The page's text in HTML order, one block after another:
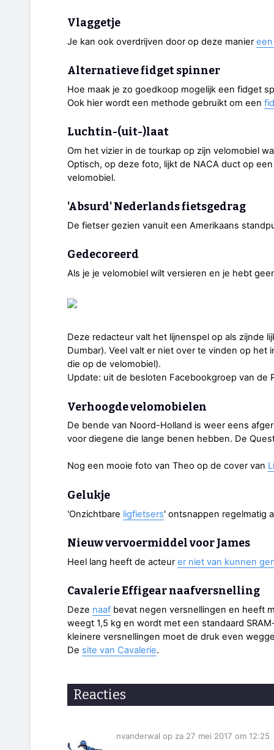
Vlaggetje
Je kan ook overdrijven door op deze manier
Alternatieve fidget spinner
Hoe maak je zo goedkoop mogelijk een fidget
Ook hier wordt een methode gebruikt om een
Luchtin-(uit-)laat
Om het vizier in de tourkap op zijn velomobiel
Optisch, op deze foto, lijkt de NACA duct op
velomobiel.
'Absurd' Nederlands fietsgedrag
De fietser gezien vanuit een Amerikaans
Gedecoreerd
Als je je velomobiel wilt versieren en je hebt
Deze redacteur valt het lijnenspel op als zijnde
Dumbar). Veel valt er niet over te vinden op
die op de velomobiel).
Update: uit de besloten Facebookgroep van de
Verhoogde velomobielen
De bende van Noord-Holland is weer eens
voor diegene die lange benen hebben. De
Nog een mooie foto van Theo op de cover van
Gelukje
'Onzichtbare ligfietsers' ontsnappen regelmatig
Nieuw vervoermiddel voor James
Heel lang heeft de acteurer niet van kunnen
Cavalerie Effigear naafversnelling
Deze naaf bevat negen versnellingen en heeft
weegt 1,5 kg en wordt met een standaard
kleinere versnellingen moet de druk even
De site van Cavalerie.
Reacties
nvanderwal op za 27 mei 2017 om 12:25